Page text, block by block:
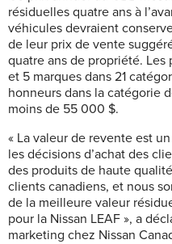
résiduelles quatre ans à
véhicules devraient
de leur prix de vente
quatre ans de propriété.
et 5 marques dans 21
honneurs dans la catégorie
moins de 55 000 $.
« La valeur de revente est
les décisions d’achat des
des produits de haute
clients canadiens, et nous
de la meilleure valeur
pour la Nissan LEAF », a
marketing chez Nissan